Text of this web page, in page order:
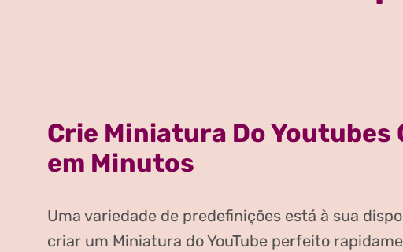
Crie Miniatura Do Youtubes
em Minutos
Uma variedade de predefinições está à sua
criar um Miniatura do YouTube perfeito